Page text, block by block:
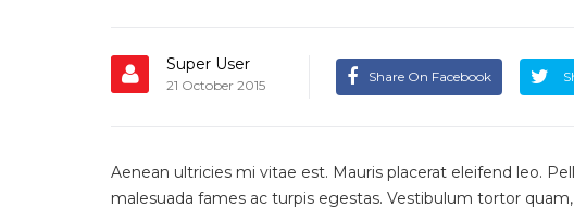
Super User
21 October 2015
Share On Facebook
Aenean ultricies mi vitae est. Mauris placerat eleifend leo.
malesuada fames ac turpis egestas. Vestibulum tortor